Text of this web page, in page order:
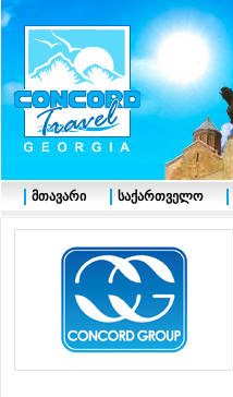
მთავარი საქართველო